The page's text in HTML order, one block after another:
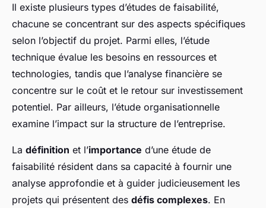
Il existe plusieurs types d’études de faisabilité,
chacune se concentrant sur des aspects spécifiques
selon l’objectif du projet. Parmi elles, l’étude
technique évalue les besoins en ressources et
technologies, tandis que l’analyse financière se
concentre sur le coût et le retour sur investissement
potentiel. Par ailleurs, l’étude organisationnelle
examine l’impact sur la structure de l’entreprise.
La définition et l’importance d’une étude de
faisabilité résident dans sa capacité à fournir une
analyse approfondie et à guider judicieusement les
projets qui présentent des défis complexes. En